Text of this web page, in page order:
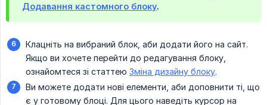
Додавання кастомного блоку.
Клацніть на вибраний блок, аби додати його на сайт.
Якщо ви хочете перейти до редагування блоку,
ознайомтеся зі статтею Зміна дизайну блоку.
Ви можете додати нові елементи, аби доповнити ті, що
є у готовому блоці. Для цього наведіть курсор на